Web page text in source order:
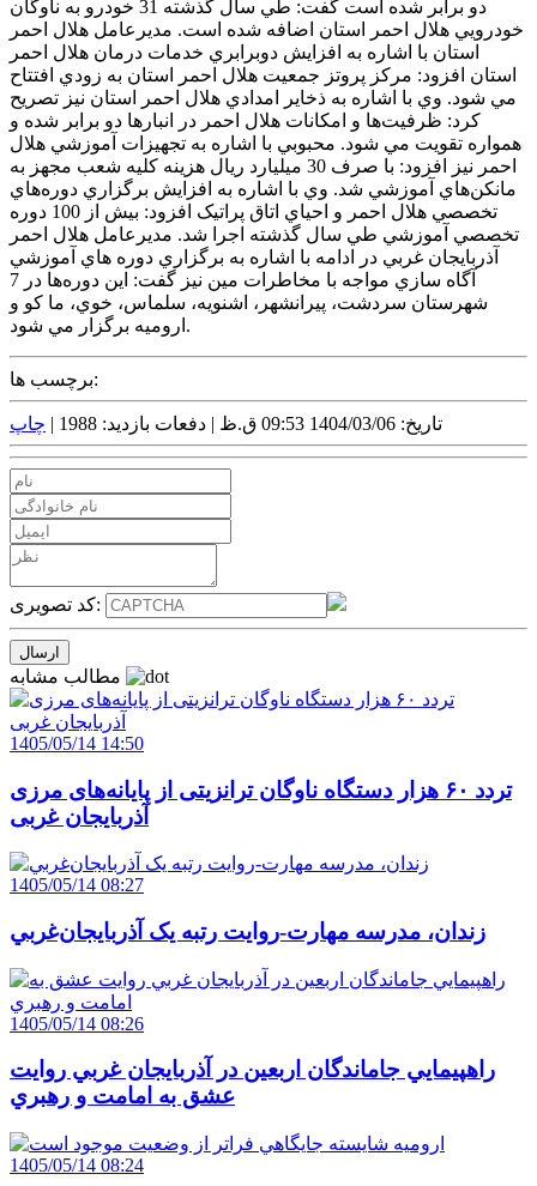
دو برابر شده است گفت: طي سال گذشته 31 خودرو به ناوگان
خودرويي هلال احمر استان اضافه شده است. مديرعامل هلال احمر
استان با اشاره به افزايش دوبرابري خدمات درمان هلال احمر
استان افزود: مرکز پروتز جمعيت هلال احمر استان به زودي افتتاح
مي شود. وي با اشاره به ذخاير امدادي هلال احمر استان نيز تصريح
کرد: ظرفيت‌ها و امکانات هلال احمر در انبارها دو برابر شده و
همواره تقويت مي شود. محبوبي با اشاره به تجهيزات آموزشي هلال
احمر نيز افزود: با صرف 30 ميليارد ريال هزينه کليه شعب مجهز به
مانکن‌هاي آموزشي شد. وي با اشاره به افزايش برگزاري دوره‌هاي
تخصصي هلال احمر و احياي اتاق پراتيک افزود: بيش از 100 دوره
تخصصي آموزشي طي سال گذشته اجرا شد. مديرعامل هلال احمر
آذربايجان غربي در ادامه با اشاره به برگزاري دوره هاي آموزشي
آگاه سازي مواجه با مخاطرات مين نيز گفت: اين دوره‌ها در 7
شهرستان سردشت، پيرانشهر، اشنويه، سلماس، خوي، ما کو و
اروميه برگزار مي شود.
برچسب ها:
تاریخ: 1404/03/06 09:53 ق.ظ | دفعات بازدید: 1988 | چاپ
کد تصویری:
1405/05/14 14:50
تردد ۶۰ هزار دستگاه ناوگان ترانزیتی از پایانه‌های مرزی
آذربایجان ‌غربی
1405/05/14 08:27
زندان، مدرسه مهارت-روايت رتبه يک آذربايجان‌غربي
1405/05/14 08:26
راهپيمايي جاماندگان اربعين در آذربايجان غربي روايت
عشق به امامت و رهبري
1405/05/14 08:24